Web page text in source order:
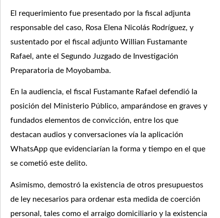
El requerimiento fue presentado por la fiscal adjunta
responsable del caso, Rosa Elena Nicolás Rodríguez, y
sustentado por el fiscal adjunto Willian Fustamante
Rafael, ante el Segundo Juzgado de Investigación
Preparatoria de Moyobamba.
En la audiencia, el fiscal Fustamante Rafael defendió la
posición del Ministerio Público, amparándose en graves y
fundados elementos de convicción, entre los que
destacan audios y conversaciones vía la aplicación
WhatsApp que evidenciarían la forma y tiempo en el que
se cometió este delito.
Asimismo, demostró la existencia de otros presupuestos
de ley necesarios para ordenar esta medida de coerción
personal, tales como el arraigo domiciliario y la existencia